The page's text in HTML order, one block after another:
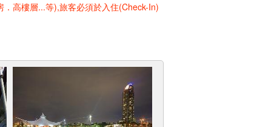
高樓層...等),旅客必須於入住(Check-In)